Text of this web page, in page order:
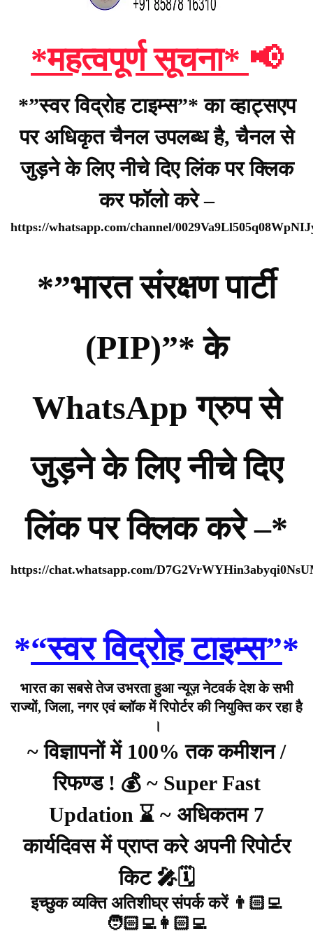
*महत्वपूर्ण सूचना* 📢
*”स्वर विद्रोह टाइम्स”* का व्हाट्सएप
पर अधिकृत चैनल उपलब्ध है, चैनल से
जुड़ने के लिए नीचे दिए लिंक पर क्लिक
कर फॉलो करे –
https://whatsapp.com/channel/
*”भारत संरक्षण पार्टी
(PIP)”* के
WhatsApp ग्रुप से
जुड़ने के लिए नीचे दिए
लिंक पर क्लिक करे –*
https://chat.whatsapp.com/
*“स्वर विद्रोह टाइम्स”*
भारत का सबसे तेज उभरता हुआ न्यूज़ नेटवर्क देश के सभी
राज्यों, जिला, नगर एवं ब्लॉक में रिपोर्टर की नियुक्ति कर रहा है
।
~ विज्ञापनों में 100% तक कमीशन /
रिफण्ड ! 💰 ~ Super Fast
Updation ⌛ ~ अधिकतम 7
कार्यदिवस में प्राप्त करे अपनी रिपोर्टर
किट 🎤🗓️
इच्छुक व्यक्ति अतिशीघ्र संपर्क करें 👨🏻‍💻
🧑🏻‍💻👩🏻‍💻